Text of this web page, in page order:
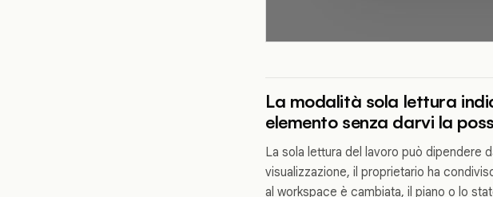
La modalità sola lettura
elemento senza darvi la
La sola lettura del lavoro può dipendere
visualizzazione, il proprietario ha
al workspace è cambiata, il piano o lo